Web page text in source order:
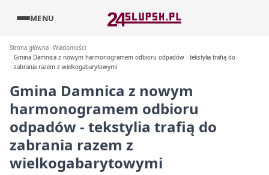
MENU
Strona główna Wiadomości
Gmina Damnica z nowym harmonogramem odbioru odpadów - tekstylia trafią do
zabrania razem z wielkogabarytowymi
Gmina Damnica z nowym
harmonogramem odbioru
odpadów - tekstylia trafią do
zabrania razem z
wielkogabarytowymi